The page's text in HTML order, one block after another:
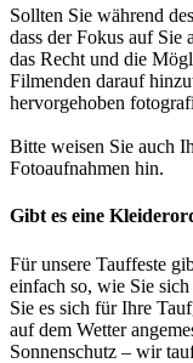
Sollten Sie während
dass der Fokus auf Sie
das Recht und die
Filmenden darauf
hervorgehoben
Bitte weisen Sie auch
Fotoaufnahmen hin.
Gibt es eine
Für unsere Tauffeste
einfach so, wie Sie
Sie es sich für Ihre
auf dem Wetter
Sonnenschutz – wir